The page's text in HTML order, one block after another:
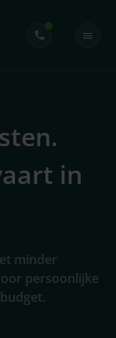
in
minder
persoonlijke